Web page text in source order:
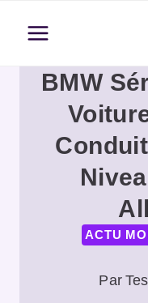
contenuBMW
ACTU
Par